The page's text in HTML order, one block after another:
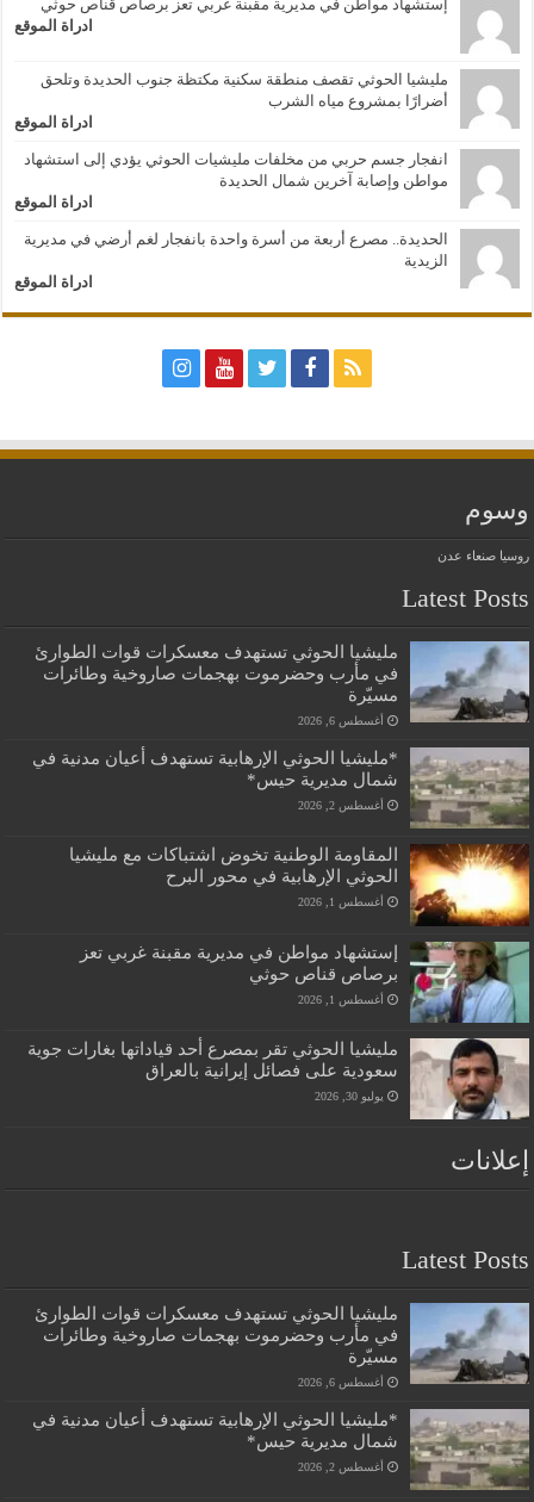
إستشهاد مواطن في مديرية مقبنة غربي تعز برصاص قناص حوثي
ادراة الموقع
مليشيا الحوثي تقصف منطقة سكنية مكتظة جنوب الحديدة وتلحق
أضرارًا بمشروع مياه الشرب
ادراة الموقع
انفجار جسم حربي من مخلفات مليشيات الحوثي يؤدي إلى استشهاد
مواطن وإصابة آخرين شمال الحديدة
ادراة الموقع
الحديدة.. مصرع أربعة من أسرة واحدة بانفجار لغم أرضي في مديرية
الزيدية
ادراة الموقع
وسوم
روسيا صنعاء عدن
Latest Posts
مليشيا الحوثي تستهدف معسكرات قوات الطوارئ
في مأرب وحضرموت بهجمات صاروخية وطائرات
مسيّرة
أغسطس 6, 2026
*مليشيا الحوثي الإرهابية تستهدف أعيان مدنية في
شمال مديرية حيس*
أغسطس 2, 2026
المقاومة الوطنية تخوض اشتباكات مع مليشيا
الحوثي الإرهابية في محور البرح
أغسطس 1, 2026
إستشهاد مواطن في مديرية مقبنة غربي تعز
برصاص قناص حوثي
أغسطس 1, 2026
مليشيا الحوثي تقر بمصرع أحد قياداتها بغارات جوية
سعودية على فصائل إيرانية بالعراق
يوليو 30, 2026
إعلانات
Latest Posts
مليشيا الحوثي تستهدف معسكرات قوات الطوارئ
في مأرب وحضرموت بهجمات صاروخية وطائرات
مسيّرة
أغسطس 6, 2026
*مليشيا الحوثي الإرهابية تستهدف أعيان مدنية في
شمال مديرية حيس*
أغسطس 2, 2026